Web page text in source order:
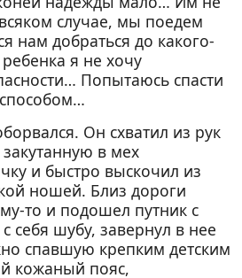
Билль и господин
сделано. — Легко
враг
люди. — Цезарь и Юнона
и Андрюша
путь. — Страшное
урок
— Непримиримый
выход
клоун m-r Андре начинает
случае, мы поедем
нам добраться до какого-
я не хочу
Попытаюсь спасти
Он схватил из рук
в мех
и быстро выскочил из
ношей. Близ дороги
то и подошел путник с
себя шубу, завернул в нее
спавшую крепким детским
кожаный пояс,